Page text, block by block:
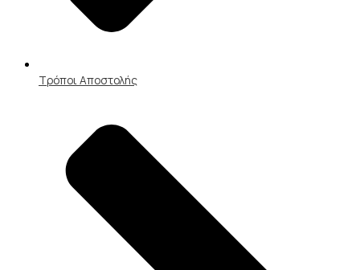
Τρόποι Αποστολής